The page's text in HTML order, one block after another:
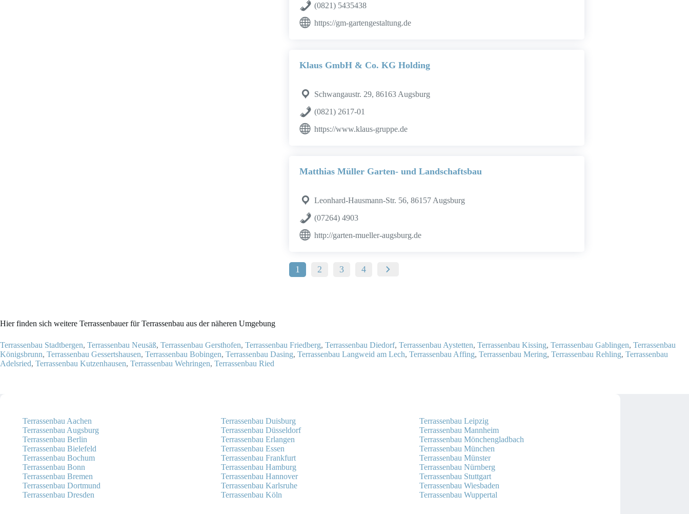
(0821) 5435438
https://gm-gartengestaltung.de
Klaus GmbH & Co. KG Holding
Schwangaustr. 29, 86163 Augsburg
(0821) 2617-01
https://www.klaus-gruppe.de
Matthias Müller Garten- und Landschaftsbau
Leonhard-Hausmann-Str. 56, 86157 Augsburg
(07264) 4903
http://garten-mueller-augsburg.de
1 2 3 4
Hier finden sich weitere Terrassenbauer für Terrassenbau aus der näheren Umgebung
Terrassenbau Stadtbergen, Terrassenbau Neusäß, Terrassenbau Gersthofen, Terrassenbau Friedberg, Terrassenbau Diedorf, Terrassenbau Aystetten, Terrassenbau Kissing, Terrassenbau Gablingen, Terrassenbau
Königsbrunn, Terrassenbau Gessertshausen, Terrassenbau Bobingen, Terrassenbau Dasing, Terrassenbau Langweid am Lech, Terrassenbau Affing, Terrassenbau Mering, Terrassenbau Rehling, Terrassenbau
Adelsried, Terrassenbau Kutzenhausen, Terrassenbau Wehringen, Terrassenbau Ried
Terrassenbau Aachen
Terrassenbau Augsburg
Terrassenbau Berlin
Terrassenbau Bielefeld
Terrassenbau Bochum
Terrassenbau Bonn
Terrassenbau Bremen
Terrassenbau Dortmund
Terrassenbau Dresden
Terrassenbau Duisburg
Terrassenbau Düsseldorf
Terrassenbau Erlangen
Terrassenbau Essen
Terrassenbau Frankfurt
Terrassenbau Hamburg
Terrassenbau Hannover
Terrassenbau Karlsruhe
Terrassenbau Köln
Terrassenbau Leipzig
Terrassenbau Mannheim
Terrassenbau Mönchengladbach
Terrassenbau München
Terrassenbau Münster
Terrassenbau Nürnberg
Terrassenbau Stuttgart
Terrassenbau Wiesbaden
Terrassenbau Wuppertal